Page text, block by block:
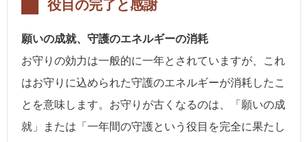
役目の完了と感謝
願いの成就、守護のエネルギーの消耗
お守りの効力は一般的に一年とされていますが、これ
はお守りに込められた守護のエネルギーが消耗したこ
とを意味します。お守りが古くなるのは、「願いの成
就」または「一年間の守護という役目を完全に果たし